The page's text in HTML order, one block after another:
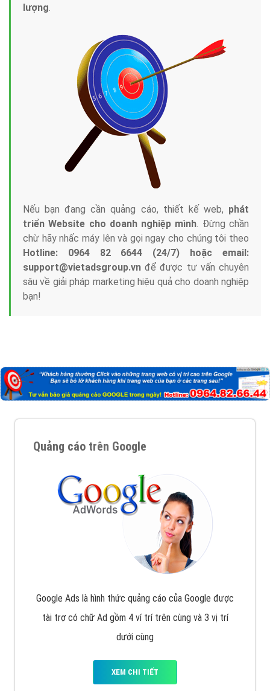
lượng.
Nếu bạn đang cần quảng cáo, thiết kế web, phát
triển Website cho doanh nghiệp mình. Đừng chần
chừ hãy nhấc máy lên và gọi ngay cho chúng tôi theo
Hotline: 0964 82 6644 (24/7) hoặc email:
support@vietadsgroup.vn để được tư vấn chuyên
sâu về giải pháp marketing hiệu quả cho doanh nghiệp
bạn!
Quảng cáo trên Google
Google Ads là hình thức quảng cáo của Google được
tài trợ có chữ Ad gồm 4 ví trí trên cùng và 3 vị trí
dưới cùng
XEM CHI TIẾT